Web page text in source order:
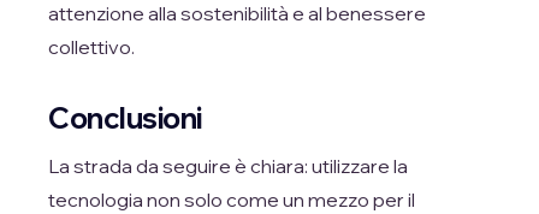
attenzione alla sostenibilità e al benessere
collettivo.
Conclusioni
La strada da seguire è chiara: utilizzare la
tecnologia non solo come un mezzo per il